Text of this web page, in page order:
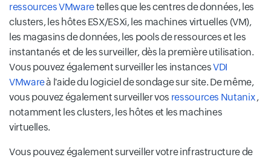
ressources VMwaretelles que les centres de données, les
clusters, les hôtes ESX/ESXi, les machines virtuelles (VM),
les magasins de données, les pools de ressources et les
instantanés et de les surveiller, dès la première utilisation.
Vous pouvez également surveiller les instancesVDI
VMwareà l'aide du logiciel de sondage sur site. De même,
vous pouvez également surveiller vos ressources Nutanix,
notamment les clusters, les hôtes et les machines
virtuelles.
Vous pouvez également surveiller votre infrastructure de